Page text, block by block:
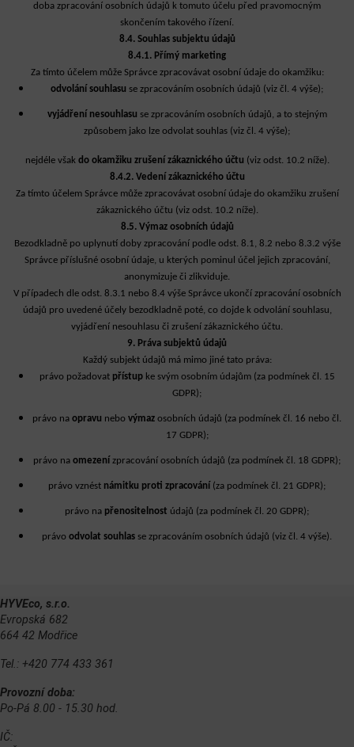
doba zpracování osobních údajů k tomuto účelu před pravomocným
skončením takového řízení.
8.4. Souhlas subjektu údajů
8.4.1. Přímý marketing
Za tímto účelem může Správce zpracovávat osobní údaje do okamžiku:
odvolání souhlasu se zpracováním osobních údajů (viz čl. 4 výše);
vyjádření nesouhlasu se zpracováním osobních údajů, a to stejným
způsobem jako lze odvolat souhlas (viz čl. 4 výše);
nejdéle však do okamžiku zrušení zákaznického účtu (viz odst. 10.2 níže).
8.4.2. Vedení zákaznického účtu
Za tímto účelem Správce může zpracovávat osobní údaje do okamžiku zrušení
zákaznického účtu (viz odst. 10.2 níže).
8.5. Výmaz osobních údajů
Bezodkladně po uplynutí doby zpracování podle odst. 8.1, 8.2 nebo 8.3.2 výše
Správce příslušné osobní údaje, u kterých pominul účel jejich zpracování,
anonymizuje či zlikviduje.
V případech dle odst. 8.3.1 nebo 8.4 výše Správce ukončí zpracování osobních
údajů pro uvedené účely bezodkladně poté, co dojde k odvolání souhlasu,
vyjádření nesouhlasu či zrušení zákaznického účtu.
9. Práva subjektů údajů
Každý subjekt údajů má mimo jiné tato práva:
právo požadovat přístupke svým osobním údajům (za podmínek čl. 15
GDPR);
právo na opravu nebo výmaz osobních údajů (za podmínek čl. 16 nebo čl.
17 GDPR);
právo na omezení zpracování osobních údajů (za podmínek čl. 18 GDPR);
právo vznést námitku proti zpracování (za podmínek čl. 21 GDPR);
právo na přenositelnost údajů (za podmínek čl. 20 GDPR);
právo odvolat souhlas se zpracováním osobních údajů (viz čl. 4 výše).
HYVEco, s.r.o.
Evropská 682
664 42 Modřice
Tel.: +420 774 433 361
Provozní doba:
Po-Pá 8.00 - 15.30 hod.
IČ: